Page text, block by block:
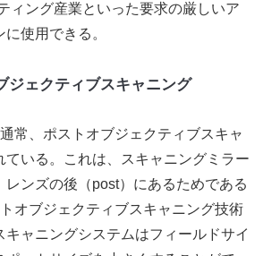
ィング産業といった要求の厳しいア
使用できる。
ジェクティブスキャニング
常、ポストオブジェクティブスキャ
ている。これは、スキャニングミラー
レンズの後（post）にあるためである
トオブジェクティブスキャニング技術
キャニングシステムはフィールドサイ